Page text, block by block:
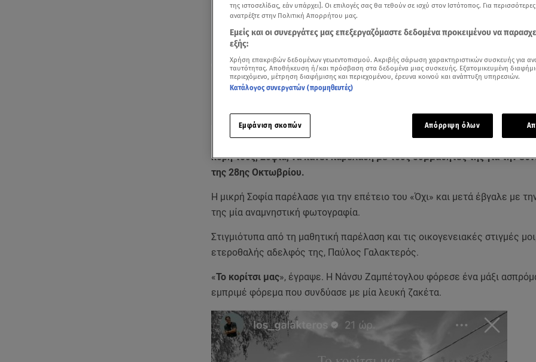
Δείτε περισσότερα άρθρα μας στα αποτελέσματα αναζήτησης
Νάνσυ Ζαμπέτογλουμαζί με τον σύζυγό της,Νάσο Γαλακτερό, πήγαν
κόρη τους, Σοφία, να κάνει παρέλαση με τους συμμαθητές της για την
της 28ης Οκτωβρίου.
Η μικρή Σοφία παρέλασε για την επέτειο του «Όχι» και μετά έβγαλε με
της μία αναμνηστική φωτογραφία.
Στιγμιότυπα από τη μαθητική παρέλαση και τις οικογενειακές στιγμές
ετεροθαλής αδελφός της, Παύλος Γαλακτερός.
«Το κορίτσι μας», έγραψε. Η Νάνσυ Ζαμπέτογλου φόρεσε ένα μάξι
εμπριμέ φόρεμα που συνδύασε με μία λευκή ζακέτα.
της ιστοσελίδας, εάν υπάρχει]. Οι επιλογές σας θα τεθούν σε ισχύ στον Ιστότοπος. Για
ανατρέξτε στην Πολιτική Απορρήτου μας.
Εμείς και οι συνεργάτες μας επεξεργαζόμαστε δεδομένα προκειμένου να
εξής:
Χρήση επακριβών δεδομένων γεωεντοπισμού. Ακριβής σάρωση χαρακτηριστικών συσκευής για
ταυτότητας. Αποθήκευση ή/και πρόσβαση στα δεδομένα μιας συσκευής. Εξατομικευμένη
περιεχόμενο, μέτρηση διαφήμισης και περιεχομένου, έρευνα κοινού και ανάπτυξη υπηρεσιών.
Κατάλογος συνεργατών (προμηθευτές)
Εμφάνιση σκοπών Απόρριψη όλων